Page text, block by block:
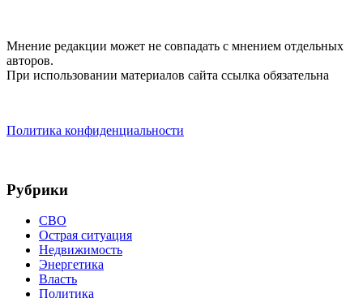
Мнение редакции может не совпадать с мнением отдельных
авторов.
При использовании материалов сайта ссылка обязательна
Политика конфиденциальности
Рубрики
СВО
Острая ситуация
Недвижимость
Энергетика
Власть
Политика